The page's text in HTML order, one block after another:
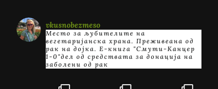
vkusnobezmeso
Место за љубителите на
вегетаријанска храна. Преживеана од
рак на дојка. E-книга "Смути-Канцер
1-0"дел од средствата за донација на
заболени од рак